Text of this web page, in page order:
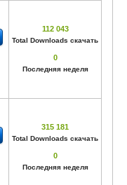
112 043
Total Downloads скачать
0
Последняя неделя
315 181
Total Downloads скачать
0
Последняя неделя